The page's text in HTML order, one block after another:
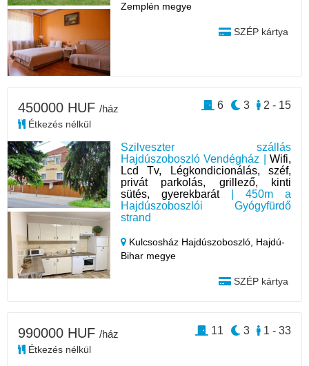
Zemplén megye
SZÉP kártya
Szilveszter szállás
Hajdúszoboszló Vendégház | Wifi,
Lcd Tv, Légkondicionálás, széf,
privát parkolás, grillező, kinti
sütés, gyerekbarát| 450m a
Hajdúszoboszlói Gyógyfürdő
strand
Kulcsosház Hajdúszoboszló, Hajdú-
Bihar megye
SZÉP kártya
450000 HUF /ház
Étkezés nélkül
2 - 15
3
6
990000 HUF /ház
Étkezés nélkül
1 - 33
3
11